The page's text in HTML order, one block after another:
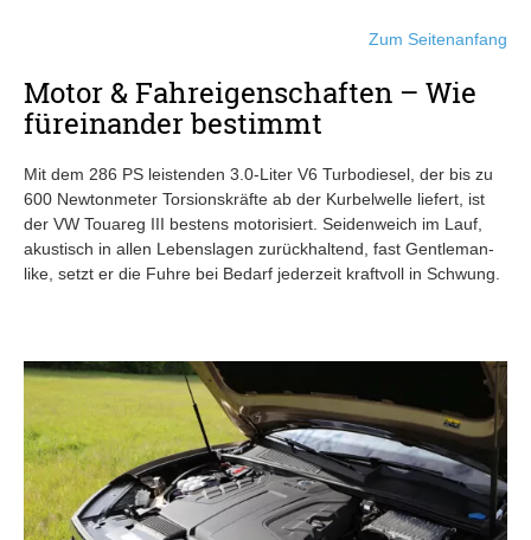
Zum Seitenanfang
Motor & Fahreigenschaften – Wie
füreinander bestimmt
Mit dem 286 PS leistenden 3.0-Liter V6 Turbodiesel, der bis zu
600 Newtonmeter Torsionskräfte ab der Kurbelwelle liefert, ist
der VW Touareg III bestens motorisiert. Seidenweich im Lauf,
akustisch in allen Lebenslagen zurückhaltend, fast Gentleman-
like, setzt er die Fuhre bei Bedarf jederzeit kraftvoll in Schwung.